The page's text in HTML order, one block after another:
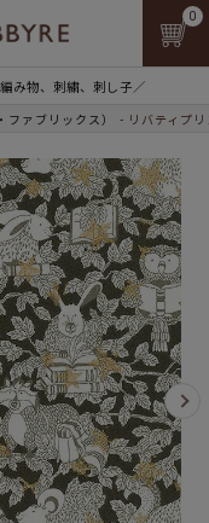
み物、刺繍、刺し子／
0
ァブリックス） リバティプ